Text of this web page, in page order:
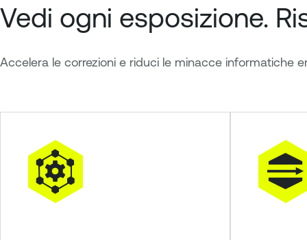
Vedi ogni esposizione.
Accelera le correzioni e riduci le minacce informatiche